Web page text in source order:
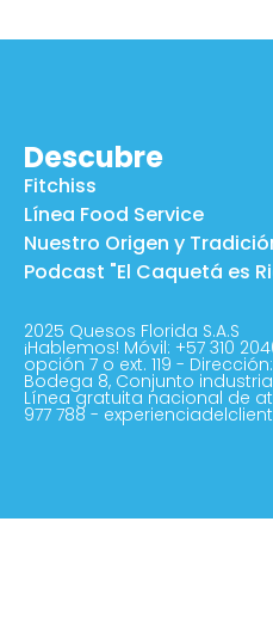
Descubre
Fitchiss
Línea Food Service
Nuestro Origen y
Podcast "El Caquetá es
2025 Quesos Florida S.A.S
¡Hablemos! Móvil: +57 310
opción 7 o ext. 119 -
Bodega 8, Conjunto
Línea gratuita nacional de
977 788 -